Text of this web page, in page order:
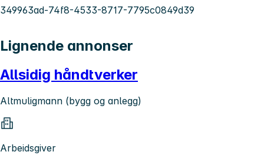
349963ad-74f8-4533-8717-7795c0849d39
Lignende annonser
Allsidig håndtverker
Altmuligmann (bygg og anlegg)
Arbeidsgiver